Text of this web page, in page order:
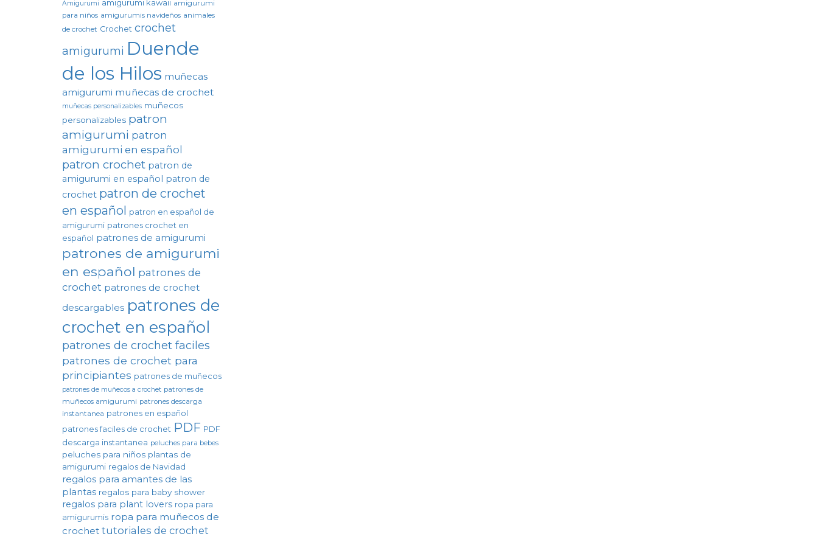
Amigurumi amigurumi kawaii amigurumi
para niños amigurumis navideños animales
de crochet Crochet crochet
amigurumi Duende
de los Hilos muñecas
amigurumi muñecas de crochet
muñecas personalizables muñecos
personalizables patron
amigurumi patron
amigurumi en español
patron crochet patron de
amigurumi en español patron de
crochet patron de crochet
en español patron en español de
amigurumi patrones crochet en
español patrones de amigurumi
patrones de amigurumi
en español patrones de
crochet patrones de crochet
descargables patrones de
crochet en español
patrones de crochet faciles
patrones de crochet para
principiantes patrones de muñecos
patrones de muñecos a crochet patrones de
muñecos amigurumi patrones descarga
instantanea patrones en español
patrones faciles de crochet PDF PDF
descarga instantanea peluches para bebes
peluches para niños plantas de
amigurumi regalos de Navidad
regalos para amantes de las
plantas regalos para baby shower
regalos para plant lovers ropa para
amigurumis ropa para muñecos de
crochet tutoriales de crochet